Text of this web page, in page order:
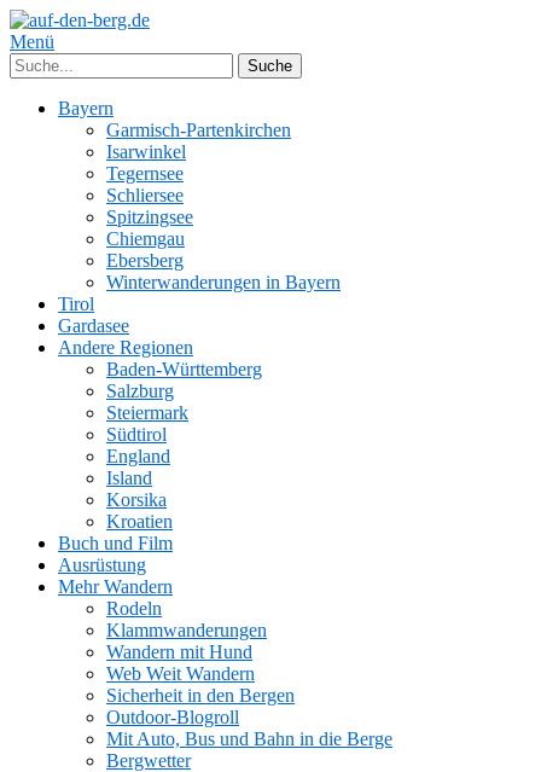
Menü
Bayern
Garmisch-Partenkirchen
Isarwinkel
Tegernsee
Schliersee
Spitzingsee
Chiemgau
Ebersberg
Winterwanderungen in Bayern
Tirol
Gardasee
Andere Regionen
Baden-Württemberg
Salzburg
Steiermark
Südtirol
England
Island
Korsika
Kroatien
Buch und Film
Ausrüstung
Mehr Wandern
Rodeln
Klammwanderungen
Wandern mit Hund
Web Weit Wandern
Sicherheit in den Bergen
Outdoor-Blogroll
Mit Auto, Bus und Bahn in die Berge
Bergwetter